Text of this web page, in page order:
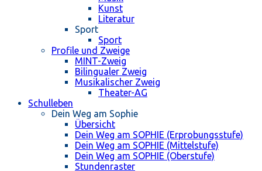
Kunst
Literatur
Sport
Sport
Profile und Zweige
MINT-Zweig
Bilingualer Zweig
Musikalischer Zweig
Theater-AG
Schulleben
Dein Weg am Sophie
Übersicht
Dein Weg am SOPHIE (Erprobungsstufe)
Dein Weg am SOPHIE (Mittelstufe)
Dein Weg am SOPHIE (Oberstufe)
Stundenraster